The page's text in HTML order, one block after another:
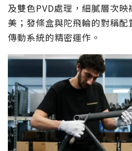
及雙色PVD處理，細膩層次
美；發條盒與陀飛輪的對稱
傳動系統的精密運作。